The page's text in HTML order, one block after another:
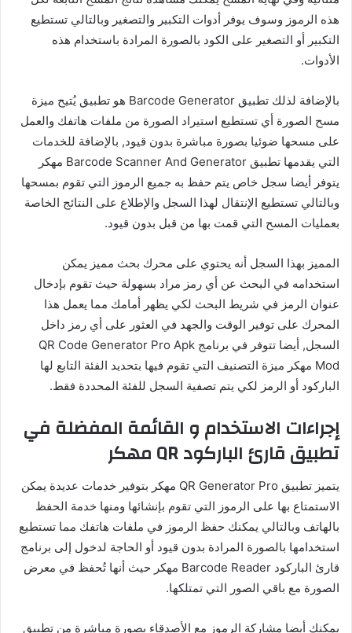
هذه الرموز وسوف يوفر أدوات التكبير والتصغير وبالتالي تستطيع
التكبير أو التصغير على الكود بالصورة المرادة باستخدام هذه
الأدوات.
بالإضافة لذلك تطبيق Barcode Generator هو تطبيق يُتيح ميزة
مسح الصورة أي تستطيع استيراد الصورة من ملفات هاتفك والعمل
على مسحها ضوئيا بصورة مباشرة بدون قيود, بالإضافة للخدمات
التي يقدمها تطبيق Barcode Scanner And Generator مهكر
يتوفر أيضا سجل خاص يتم حفظ به جميع الرموز التي تقوم بمسحها
وبالتالي تستطيع الإنتقال لهذا السجل والإطلاع على النتائج الخاصة
بعمليات المسح التي قمت بها من قبل بدون قيود.
المميز بهذا السجل أنه يحتوي على محرك بحث مميز يمكن
استخدامه في البحث عن أي رمز مراد بسهولة حيث تقوم بإدخال
عنوان الرمز في شريط البحث لكي يظهر أمامك مما يعمل هذا
المحرك على توفير الوقت والجهد في العثور على أي رمز داخل
السجل, أيضا تتوفر في برنامج QR Code Generator Pro Apk
Mod مهكر ميزة التصنيف التي تقوم فيها بتحديد الفئة التابع لها
الباركود أو الرمز لكي يتم تصفية السجل للفئة المحددة فقط.
إجراءات الاستخدام و القائمة المفضلة في
تطبيق قارئ الباركود QR مهكر
يتميز تطبيق QR Generator Pro مهكر بتوفير خدمات عديدة يمكن
الاستمتاع بها على الرموز التي تقوم بإنشائها ومنها خدمة الحفظ
بالهاتف وبالتالي يمكنك حفظ الرموز في ملفات هاتفك مما تستطيع
استخدامها بالصورة المرادة بدون قيود أو الحاجة لدخول إلى برنامج
قارئ الباركود Barcode Reader مهكر حيث أنها تُحفظ في معرض
الصورة مع باقي الصور التي تمتلكها.
يمكنك أيضا مشاركة الرموز مع الأصدقاء بصورة مباشرة من تطبيق